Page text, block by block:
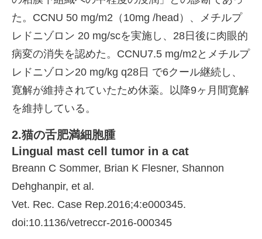
た。CCNU 50 mg/m2（10mg /head）、メチルプ
レドニゾロン 20 mg/scを実施し、28日後に肉眼的
病変の消失を認めた。CCNU7.5 mg/m2とメチルプ
レドニゾロン20 mg/kg q28日 で6クール継続し、
寛解が維持されていたため休薬。以降9ヶ月間寛解
を維持している。
2.猫の舌肥満細胞腫
Lingual mast cell tumor in a cat
Breann C Sommer, Brian K Flesner, Shannon
Dehghanpir, et al.
Vet. Rec. Case Rep.2016;4:e000345.
doi:10.1136/vetreccr-2016-000345